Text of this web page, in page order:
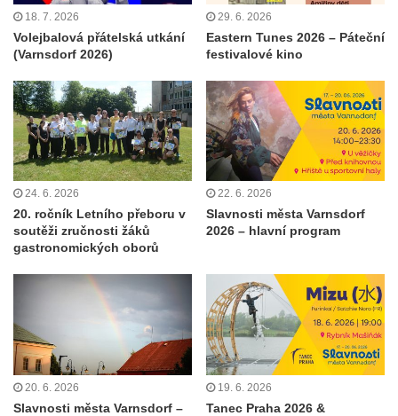
18. 7. 2026
Volejbalová přátelská utkání
(Varnsdorf 2026)
29. 6. 2026
Eastern Tunes 2026 – Páteční
festivalové kino
24. 6. 2026
20. ročník Letního přeboru v
soutěži zručnosti žáků
gastronomických oborů
22. 6. 2026
Slavnosti města Varnsdorf
2026 – hlavní program
20. 6. 2026
Slavnosti města Varnsdorf –
19. 6. 2026
Tanec Praha 2026 &